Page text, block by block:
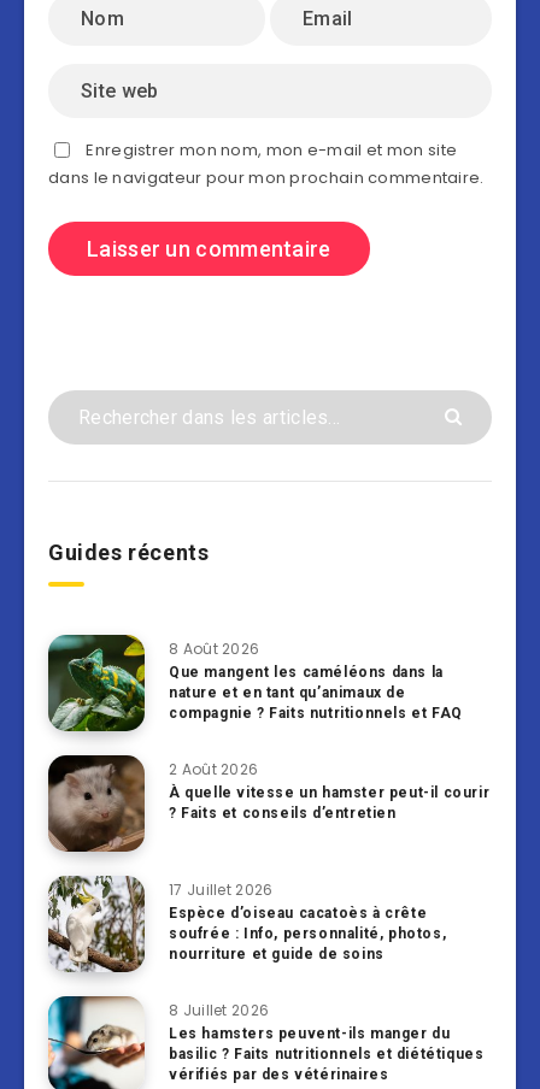
Enregistrer mon nom, mon e-mail et mon site
dans le navigateur pour mon prochain commentaire.
Guides récents
8 Août 2026
Que mangent les caméléons dans la
nature et en tant qu’animaux de
compagnie ? Faits nutritionnels et FAQ
2 Août 2026
À quelle vitesse un hamster peut-il courir
? Faits et conseils d’entretien
17 Juillet 2026
Espèce d’oiseau cacatoès à crête
soufrée : Info, personnalité, photos,
nourriture et guide de soins
8 Juillet 2026
Les hamsters peuvent-ils manger du
basilic ? Faits nutritionnels et diététiques
vérifiés par des vétérinaires